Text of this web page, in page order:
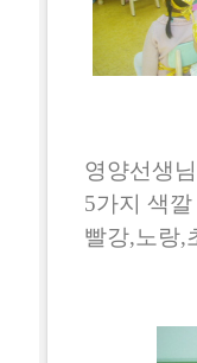
영양선생
5가지 색
빨강,노랑,